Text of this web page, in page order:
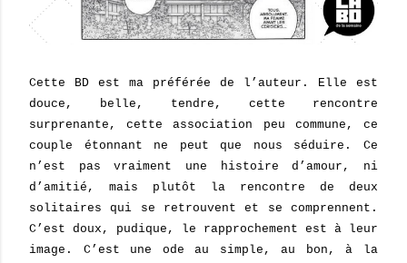
Cette BD est ma préférée de l’auteur. Elle est
douce, belle, tendre, cette rencontre
surprenante, cette association peu commune, ce
couple étonnant ne peut que nous séduire. Ce
n’est pas vraiment une histoire d’amour, ni
d’amitié, mais plutôt la rencontre de deux
solitaires qui se retrouvent et se comprennent.
C’est doux, pudique, le rapprochement est à leur
image. C’est une ode au simple, au bon, à la